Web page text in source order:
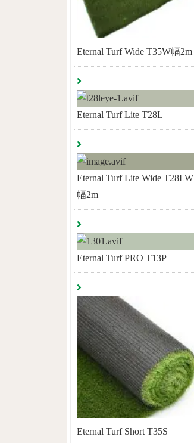
Eternal Turf Wide T35W幅2m
Eternal Turf Lite T28L
Eternal Turf Lite Wide T28LW
幅2m
Eternal Turf PRO T13P
Eternal Turf Short T35S